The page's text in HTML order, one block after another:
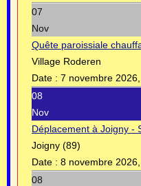
07
Nov
Quête paroissiale
Village Roderen
Date : 7 novembre
08
Nov
Déplacement à Joigny -
Joigny (89)
Date : 8 novembre
08